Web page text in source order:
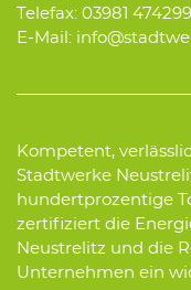
Telefax: 03981 474299
E-Mail:
Kompetent,
Stadtwerke
hundertprozentige
zertifiziert die
Neustrelitz und die
Unternehmen ein